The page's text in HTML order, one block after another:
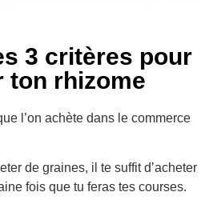
3 critères pour
ton rhizome
l’on achète dans le commerce
de graines, il te suffit d’acheter
fois que tu feras tes courses.